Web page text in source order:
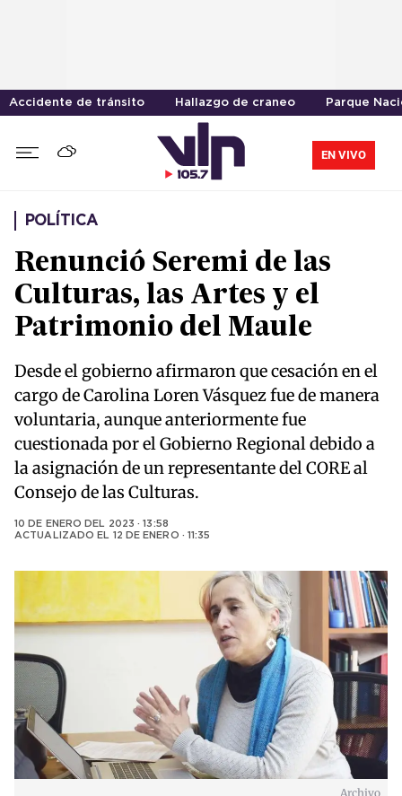
Accidente de tránsito Hallazgo de craneo Parque
EN VIVO
POLÍTICA
Renunció Seremi de las
Culturas, las Artes y el
Patrimonio del Maule
Desde el gobierno afirmaron que cesación en el
cargo de Carolina Loren Vásquez fue de manera
voluntaria, aunque anteriormente fue
cuestionada por el Gobierno Regional debido a
la asignación de un representante del CORE al
Consejo de las Culturas.
10 DE ENERO DEL 2023 · 13:58
ACTUALIZADO EL 12 DE ENERO · 11:35
Archivo